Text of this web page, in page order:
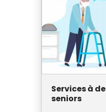
Services à
seniors